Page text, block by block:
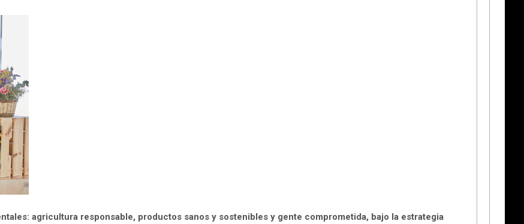
agricultura responsable, productos sanos y sostenibles y gente comprometida, bajo la estrategia